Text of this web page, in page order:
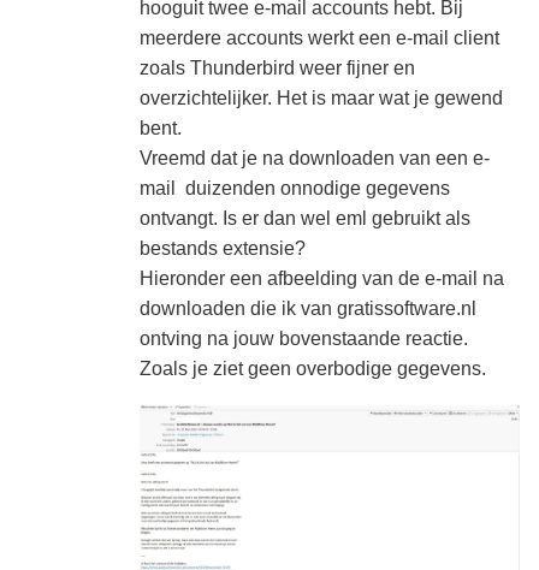
hooguit twee e-mail accounts hebt. Bij
meerdere accounts werkt een e-mail client
zoals Thunderbird weer fijner en
overzichtelijker. Het is maar wat je gewend
bent.
Vreemd dat je na downloaden van een e-
mail duizenden onnodige gegevens
ontvangt. Is er dan wel eml gebruikt als
bestands extensie?
Hieronder een afbeelding van de e-mail na
downloaden die ik van gratissoftware.nl
ontving na jouw bovenstaande reactie.
Zoals je ziet geen overbodige gegevens.